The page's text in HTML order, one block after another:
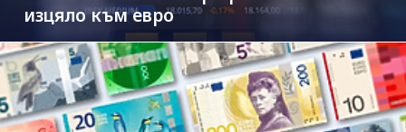
изцяло към евро